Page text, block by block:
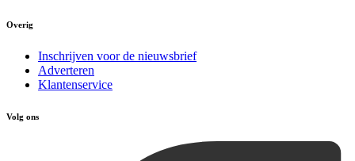
Overig
Inschrijven voor de nieuwsbrief
Adverteren
Klantenservice
Volg ons